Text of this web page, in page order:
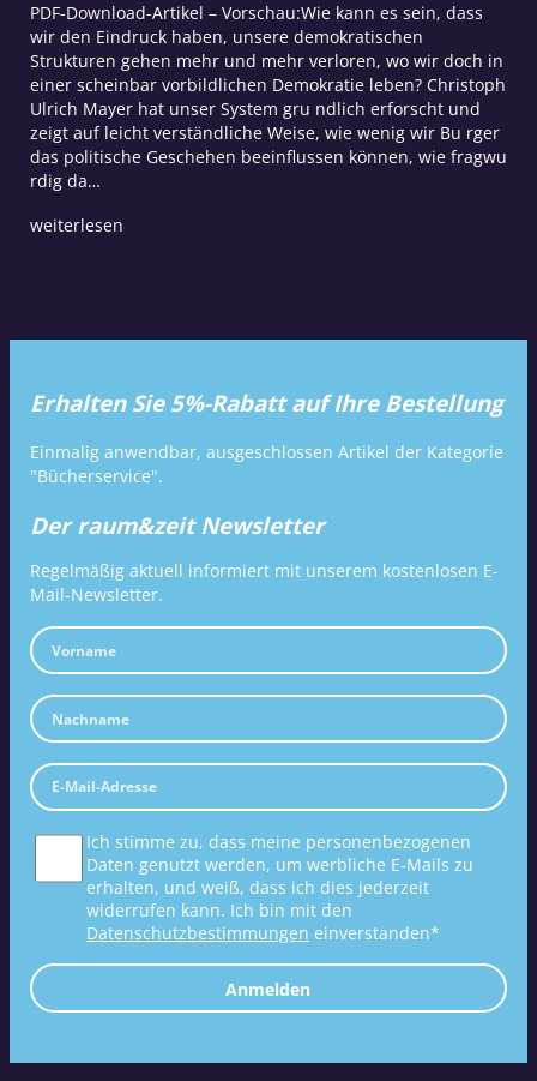
PDF-Download-Artikel – Vorschau:Wie kann es sein, dass
wir den Eindruck haben, unsere demokratischen
Strukturen gehen mehr und mehr verloren, wo wir doch in
einer scheinbar vorbildlichen Demokratie leben? Christoph
Ulrich Mayer hat unser System gru ndlich erforscht und
zeigt auf leicht verständliche Weise, wie wenig wir Bu rger
das politische Geschehen beeinflussen können, wie fragwu
rdig da…
weiterlesen
Erhalten Sie 5%-Rabatt auf Ihre Bestellung
Einmalig anwendbar, ausgeschlossen Artikel der Kategorie
"Bücherservice".
Der raum&zeit Newsletter
Regelmäßig aktuell informiert mit unserem kostenlosen E-
Mail-Newsletter.
Ich stimme zu, dass meine personenbezogenen
Daten genutzt werden, um werbliche E-Mails zu
erhalten, und weiß, dass ich dies jederzeit
widerrufen kann. Ich bin mit den
Datenschutzbestimmungen einverstanden*
Anmelden